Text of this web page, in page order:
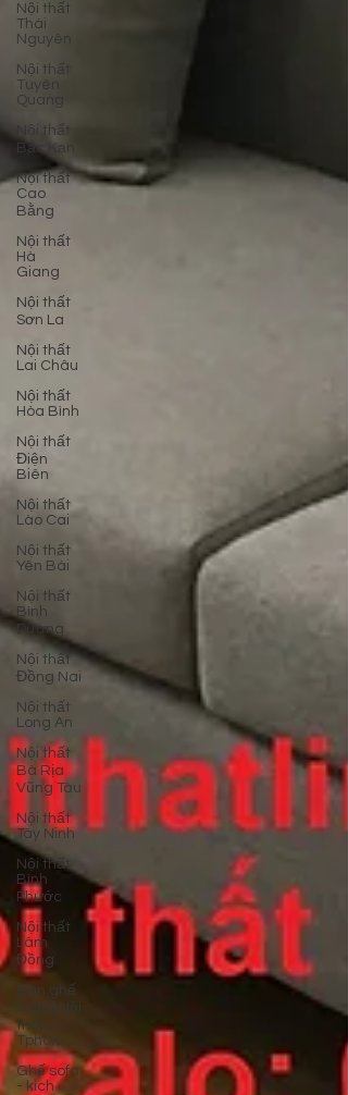
Nội thất
Thái
Nguyên
Nội thất
Tuyên
Quang
Nội thất
Bắc Kạn
Nội thất
Cao
Bằng
Nội thất
Hà
Giang
Nội thất
Sơn La
Nội thất
Lai Châu
Nội thất
Hòa Bình
Nội thất
Điện
Biên
Nội thất
Lào Cai
Nội thất
Yên Bái
Nội thất
Bình
Dương
Nội thất
Đồng Nai
Nội thất
Long An
Nội thất
Bà Rịa
Vũng Tàu
Nội thất
Tây Ninh
Nội thất
Bình
Phước
Nội thất
Lâm
Đồng
Bàn ghế
HCM | Nội
thất
Tphcm
Ghế sofa
- kích